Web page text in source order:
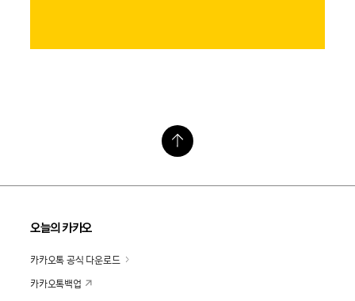
오늘의 카카오
카카오톡 공식 다운로드
카카오톡백업